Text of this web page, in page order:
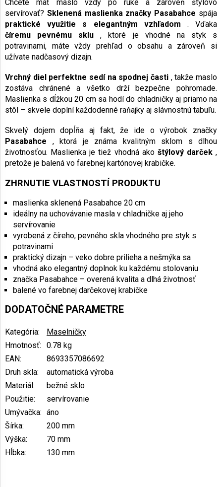
Chcete mať maslo vždy po ruke a zároveň štýlovo
servírovať? Sklenená maslienka značky Pasabahce spája
praktické využitie s elegantným vzhľadom . Vďaka
číremu pevnému sklu , ktoré je vhodné na styk s
potravinami, máte vždy prehľad o obsahu a zároveň si
užívate nadčasový dizajn.
Vrchný diel perfektne sedí na spodnej časti , takže maslo
zostáva chránené a všetko drží bezpečne pohromade.
Maslienka s dĺžkou 20 cm sa hodí do chladničky aj priamo na
stôl – skvele doplní každodenné raňajky aj slávnostnú tabuľu.
Skvelý dojem dopĺňa aj fakt, že ide o výrobok značky
Pasabahce , ktorá je známa kvalitným sklom s dlhou
životnosťou. Maslienka je tiež vhodná ako štýlový darček,
pretože je balená vo farebnej kartónovej krabičke.
ZHRNUTIE VLASTNOSTÍ PRODUKTU
maslienka sklenená Pasabahce 20 cm
ideálny na uchovávanie masla v chladničke aj jeho
servírovanie
vyrobená z číreho, pevného skla vhodného pre styk s
potravinami
praktický dizajn – veko dobre prilieha a nešmýka sa
vhodná ako elegantný doplnok ku každému stolovaniu
značka Pasabahce – overená kvalita a dlhá životnosť
balené vo farebnej darčekovej krabičke
DODATOČNÉ PARAMETRE
Kategória:
Maselničky
Hmotnosť:
0.78 kg
EAN:
8693357086692
Druh skla:
automatická výroba
Materiál:
bežné sklo
Použitie:
servírovanie
Umývačka: áno
Šírka:
200 mm
Výška:
70 mm
Hĺbka: 130 mm